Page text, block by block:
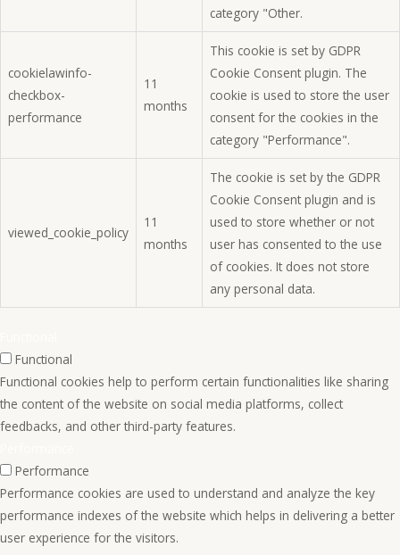
category "Other.
cookielawinfo-
checkbox-
performance
11
months
This cookie is set by GDPR
Cookie Consent plugin. The
cookie is used to store the user
consent for the cookies in the
category "Performance".
viewed_cookie_policy
11
months
The cookie is set by the GDPR
Cookie Consent plugin and is
used to store whether or not
user has consented to the use
of cookies. It does not store
any personal data.
Functional
Functional cookies help to perform certain functionalities like sharing
the content of the website on social media platforms, collect
feedbacks, and other third-party features.
Performance
Performance cookies are used to understand and analyze the key
performance indexes of the website which helps in delivering a better
user experience for the visitors.